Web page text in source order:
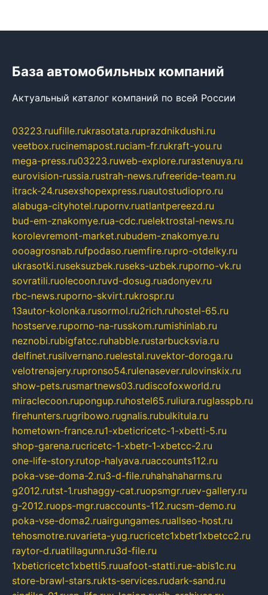
База автомобильных компаний
Актуальный каталог компаний по всей России
03223.ruufille.rukrasotata.ruprazdnikdushi.ru
veetbox.rucinemapost.ruciam-fr.rukraft-you.ru
mega-press.ru03223.ruweb-explore.rurastenuya.ru
eurovision-russia.rustrah-news.rufreeride-team.ru
itrack-24.rusexshopexpress.ruautostudiopro.ru
alabuga-cityhotel.rupornv.ruatlantpereezd.ru
bud-em-znakomye.rua-cdc.ruelektrostal-news.ru
korolevremont-market.rubudem-znakomye.ru
oooagrosnab.rufpodaso.ruemfire.rupro-otdelky.ru
ukrasotki.ruseksuzbek.ruseks-uzbek.ruporno-vk.ru
sovratili.ruolecoon.ruvd-dosug.ruadonyev.ru
rbc-news.ruporno-skvirt.rukrospr.ru
13autor-kolonka.rusormol.ru2rich.ruhostel-65.ru
hostserve.ruporno-na-russkom.rumishinlab.ru
neznobi.rubigfatcc.ruhabble.rustarbucksvia.ru
delfinet.rusilvernano.ruelestal.ruvektor-doroga.ru
velotrenajery.rupronso54.rulenasever.rulovinskix.ru
show-pets.rusmartnews03.rudiscofoxworld.ru
miraclecoon.rupongup.ruhostel65.ruliura.ruglasspb.ru
firehunters.rugribowo.rugnalis.rubulkitula.ru
hometown-france.ru1-xbeticricetc-1-xbetti-5.ru
shop-garena.rucricetc-1-xbetr-1-xbetcc-2.ru
one-life-story.rutop-halyava.ruaccounts112.ru
poka-vse-doma-2.ru3-d-file.ruhahahaharms.ru
g2012.rutst-1.rushaggy-cat.ruopsmgr.ruev-gallery.ru
g-2012.ruops-mgr.ruaccounts-112.rucsm-demo.ru
poka-vse-doma2.ruairgungames.ruallseo-host.ru
tehosmotre.ruvarieta-yug.rucricetc1xbetr1xbetcc2.ru
raytor-d.ruatillagunn.ru3d-file.ru
1xbeticricetc1xbetti5.ruuafoot-statti.rue-abis1c.ru
store-brawl-stars.rukts-services.rudark-sand.ru